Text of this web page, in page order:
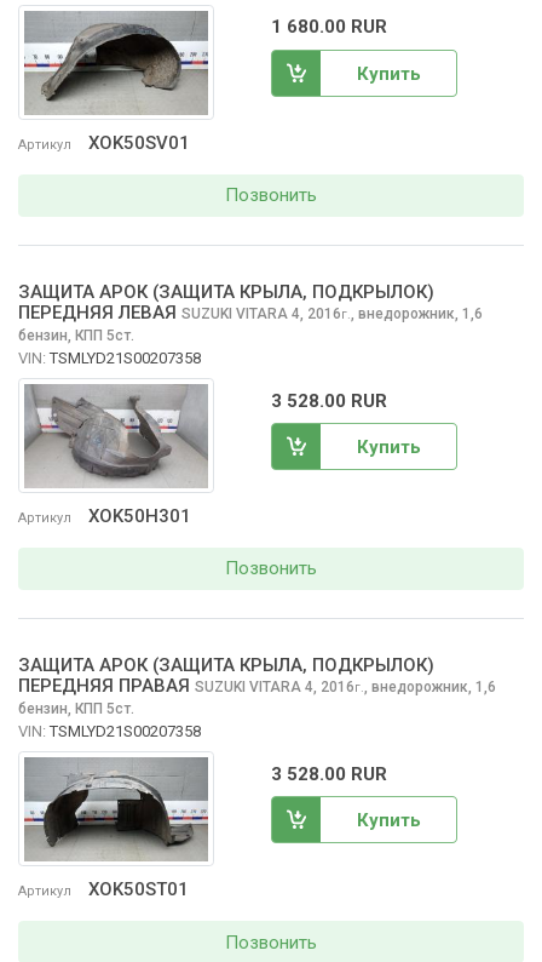
Артикул XOK50SV01
1 680.00 RUR
Купить
Позвонить
Артикул XOK50H301
ЗАЩИТА АРОК (ЗАЩИТА КРЫЛА, ПОДКРЫЛОК)
ПЕРЕДНЯЯ ЛЕВАЯ SUZUKI VITARA 4, 2016г.
внедорожник, 1,6
бензин, КПП 5ст.
VIN: TSMLYD21S00207358
3 528.00 RUR
Купить
Позвонить
Артикул XOK50ST01
ЗАЩИТА АРОК (ЗАЩИТА КРЫЛА, ПОДКРЫЛОК)
ПЕРЕДНЯЯ ПРАВАЯ SUZUKI VITARA 4, 2016г.
внедорожник, 1,6
бензин, КПП 5ст.
VIN: TSMLYD21S00207358
3 528.00 RUR
Купить
Позвонить